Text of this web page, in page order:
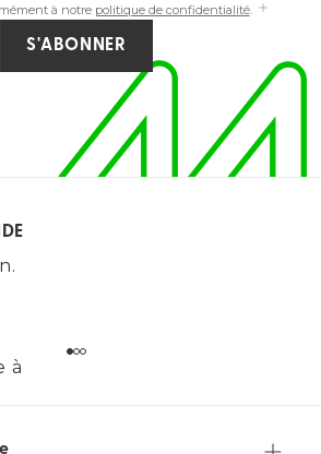
à notre politique de confidentialité.
S'ABONNER
à